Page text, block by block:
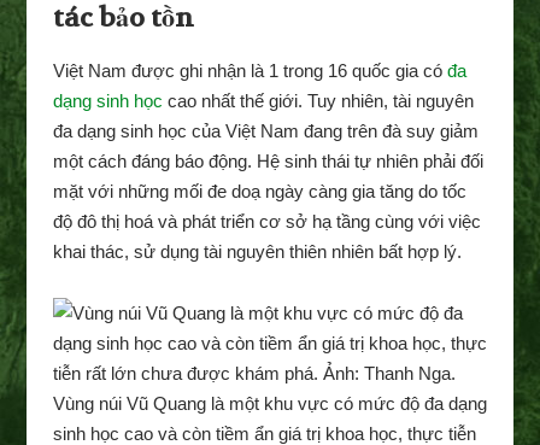
tác bảo tồn
Việt Nam được ghi nhận là 1 trong 16 quốc gia có đa
dạng sinh học cao nhất thế giới. Tuy nhiên, tài nguyên
đa dạng sinh học của Việt Nam đang trên đà suy giảm
một cách đáng báo động. Hệ sinh thái tự nhiên phải đối
mặt với những mối đe doạ ngày càng gia tăng do tốc
độ đô thị hoá và phát triển cơ sở hạ tầng cùng với việc
khai thác, sử dụng tài nguyên thiên nhiên bất hợp lý.
Vùng núi Vũ Quang là một khu vực có mức độ đa dạng
sinh học cao và còn tiềm ẩn giá trị khoa học, thực tiễn